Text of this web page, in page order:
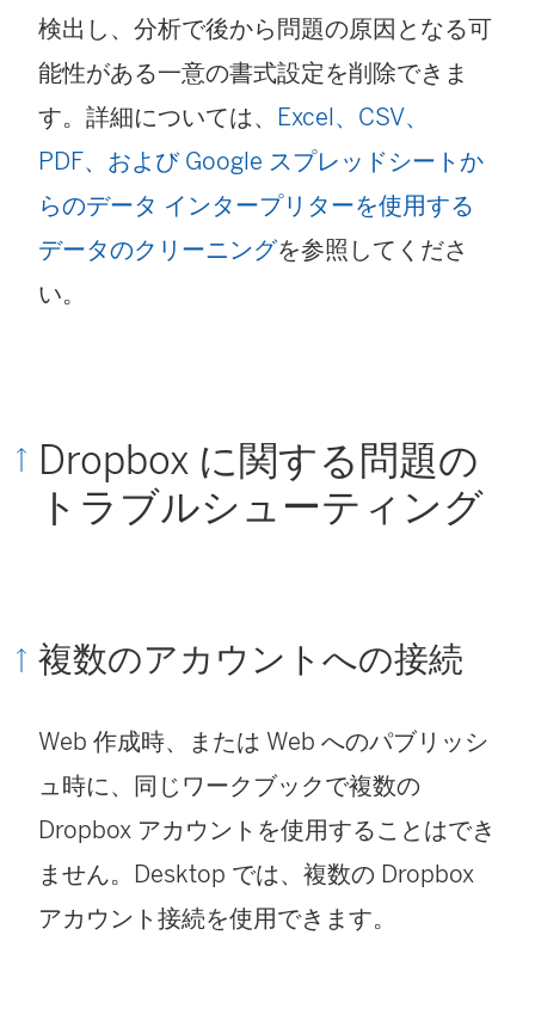
検出し、分析で後から問題の原因となる可
能性がある一意の書式設定を削除できま
す。詳細については、 Excel、CSV、
PDF、および Google スプレッドシートか
らのデータ インタープリターを使用する
データのクリーニングを参照してくださ
い。
Dropbox に関する問題の
トラブルシューティング
複数のアカウントへの接続
Web 作成時、または Web へのパブリッシ
ュ時に、同じワークブックで複数の
Dropbox アカウントを使用することはでき
ません。Desktop では、複数の Dropbox
アカウント接続を使用できます。